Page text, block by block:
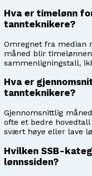
Hva er timelønn
tannteknikere?
Omregnet fra median
måned blir
sammenligningstall,
Hva er
tannteknikere?
Gjennomsnittlig
ofte et bedre
svært høye eller lave
Hvilken SSB-
lønnssiden?